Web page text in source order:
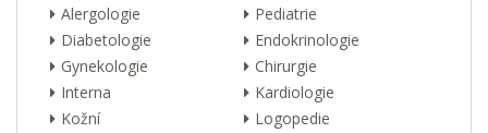
Alergologie
Pediatrie
Diabetologie
Endokrinologie
Gynekologie
Chirurgie
Interna
Kardiologie
Kožní
Logopedie